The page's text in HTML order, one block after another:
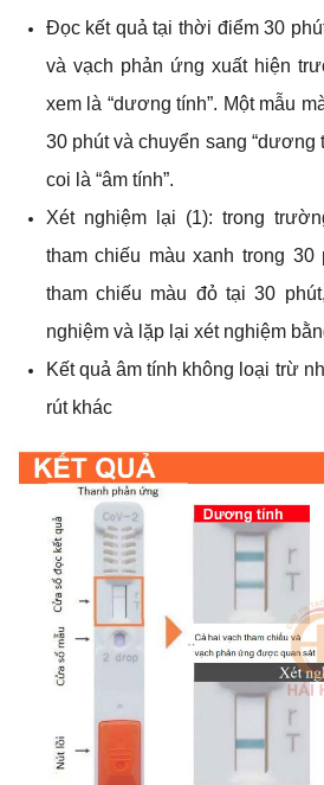
Đọc kết quả tại thời điểm 30
và vạch phản ứng xuất hiện
xem là “dương tính”. Một mẫu
30 phút và chuyển sang “dương
coi là “âm tính”.
Xét nghiệm lại (1): trong
tham chiếu màu xanh trong
tham chiếu màu đỏ tại 30
nghiệm và lặp lại xét nghiệm
Kết quả âm tính không loại trừ
rút khác